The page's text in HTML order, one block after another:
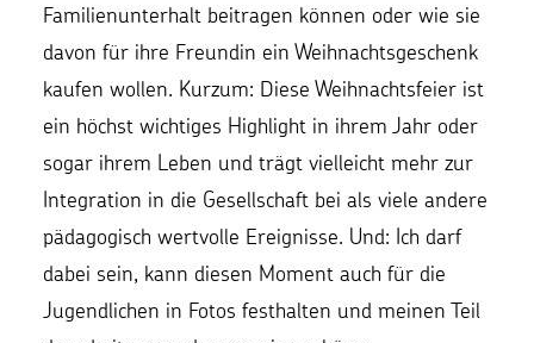
Familienunterhalt beitragen können oder wie sie
davon für ihre Freundin ein Weihnachtsgeschenk
kaufen wollen. Kurzum: Diese Weihnachtsfeier ist
ein höchst wichtiges Highlight in ihrem Jahr oder
sogar ihrem Leben und trägt vielleicht mehr zur
Integration in die Gesellschaft bei als viele andere
pädagogisch wertvolle Ereignisse. Und: Ich darf
dabei sein, kann diesen Moment auch für die
Jugendlichen in Fotos festhalten und meinen Teil